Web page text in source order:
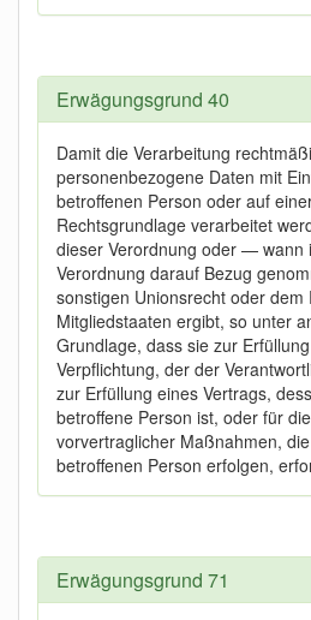
Erwägungsgrund 40
Damit die Verarbeitung
personenbezogene Daten mit
betroffenen Person oder auf
Rechtsgrundlage verarbeitet
dieser Verordnung oder — wann
Verordnung darauf Bezug
sonstigen Unionsrecht oder dem
Mitgliedstaaten ergibt, so unter
Grundlage, dass sie zur
Verpflichtung, der der
zur Erfüllung eines Vertrags,
betroffene Person ist, oder für
vorvertraglicher Maßnahmen,
betroffenen Person erfolgen,
Erwägungsgrund 71